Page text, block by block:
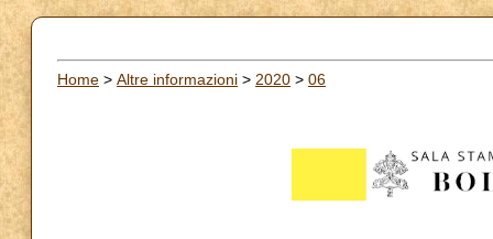
Home > Altre informazioni > 2020 > 06